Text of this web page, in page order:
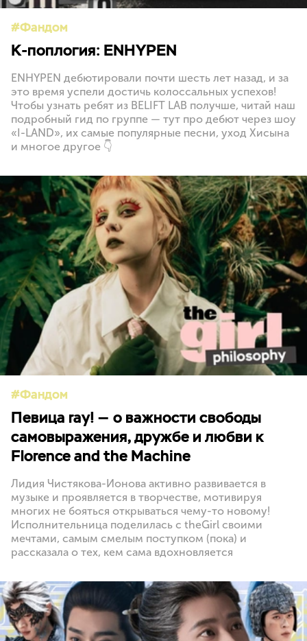
Фандом
K-поплогия: ENHYPEN
ENHYPEN дебютировали почти шесть лет назад, и за
это время успели достичь колоссальных успехов!
Чтобы узнать ребят из BELIFT LAB получше, читай наш
подробный гид по группе — тут про дебют через шоу
«I-LAND», их самые популярные песни, уход Хисына
и многое другое 👇
Фандом
Певица ray! — о важности свободы
самовыражения, дружбе и любви к
Florence and the Machine
Лидия Чистякова-Ионова активно развивается в
музыке и проявляется в творчестве, мотивируя
многих не бояться открываться чему-то новому!
Исполнительница поделилась с theGirl своими
мечтами, самым смелым поступком (пока) и
рассказала о тех, кем сама вдохновляется